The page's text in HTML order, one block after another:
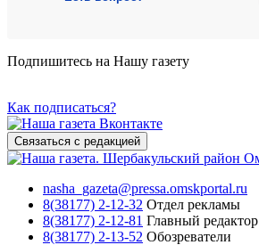
Подпишитесь на Нашу газету
Как подписаться?
Связаться с редакцией
nasha_gazeta@pressa.omskportal.ru
8(38177) 2-12-32 Отдел рекламы
8(38177) 2-12-81 Главный редактор
8(38177) 2-13-52 Обозреватели